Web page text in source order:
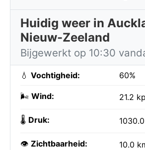
Huidig weer in
Nieuw-Zeeland
Bijgewerkt op 10:30
💧 Vochtigheid: 60%
🌬️ Wind: 21.2
🌡️ Druk:
👁️ Zichtbaarheid: 10.0